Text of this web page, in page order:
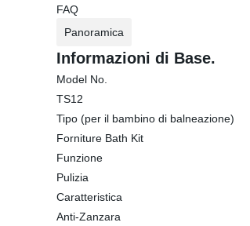
FAQ
Panoramica
Informazioni di Base.
Model No.
TS12
Tipo (per il bambino di balneazione)
Forniture Bath Kit
Funzione
Pulizia
Caratteristica
Anti-Zanzara